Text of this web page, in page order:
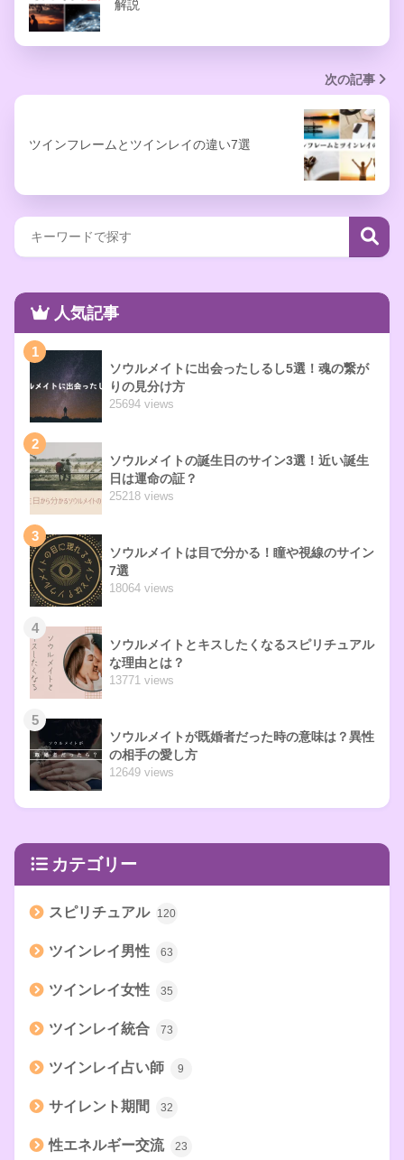
解説
次の記事
ツインフレームとツインレイの違い7選
人気記事
1
ソウルメイトに出会ったしるし5選！魂の繋が
りの見分け方
25694 views
2
ソウルメイトの誕生日のサイン3選！近い誕生
日は運命の証？
25218 views
3
ソウルメイトは目で分かる！瞳や視線のサイン
7選
18064 views
4
ソウルメイトとキスしたくなるスピリチュアル
な理由とは？
13771 views
5
ソウルメイトが既婚者だった時の意味は？異性
の相手の愛し方
12649 views
カテゴリー
スピリチュアル 120
ツインレイ男性 63
ツインレイ女性 35
ツインレイ統合 73
ツインレイ占い師 9
サイレント期間 32
性エネルギー交流 23